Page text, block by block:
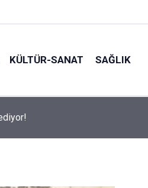
KÜLTÜR-SANAT SAĞLIK